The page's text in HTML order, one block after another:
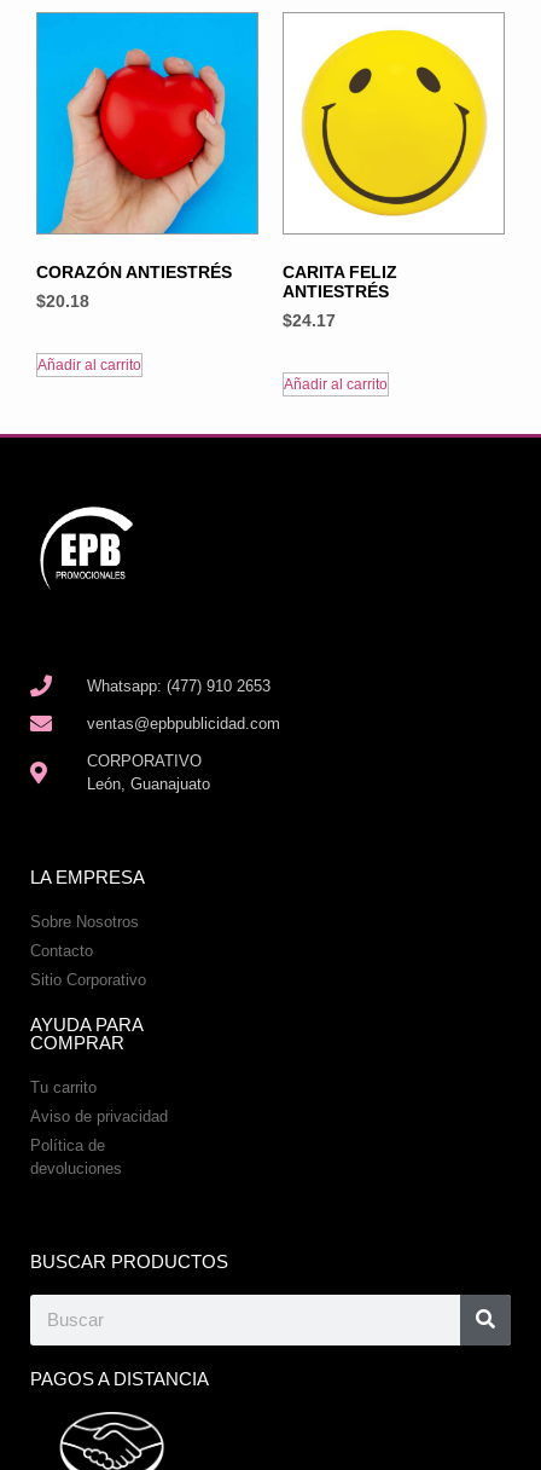
CORAZÓN ANTIESTRÉS
$20.18
Añadir al carrito
CARITA FELIZ
ANTIESTRÉS
$24.17
Añadir al carrito
Whatsapp: (477) 910 2653
ventas@epbpublicidad.com
CORPORATIVO
León, Guanajuato
LA EMPRESA
Sobre Nosotros
Contacto
Sitio Corporativo
AYUDA PARA
COMPRAR
Tu carrito
Aviso de privacidad
Política de
devoluciones
BUSCAR PRODUCTOS
PAGOS A DISTANCIA